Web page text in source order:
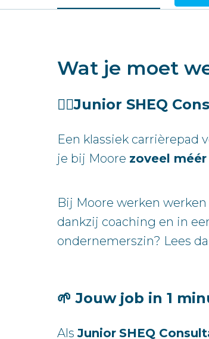
Wat je moet
👷‍♂️Junior SHEQ
Een klassiek carrièrepad
je bij Moore zoveel méér
Bij Moore werken
dankzij coaching en in
ondernemerszin? Lees
🌱 Jouw job in 1
AlsJunior SHEQ